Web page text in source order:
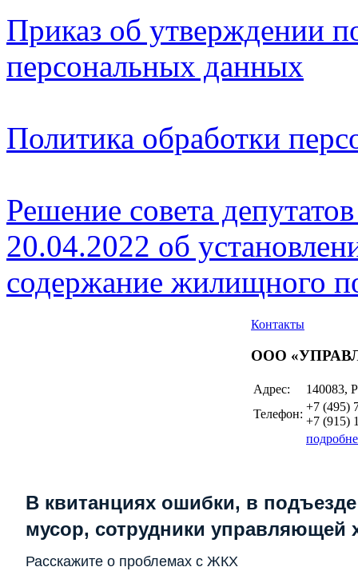
Приказ об утверждении
персональных данных
Политика обработки
Решение совета
20.04.2022 об
содержание жилищного
Контакты
ООО
Адрес:
140083,
Телефон:
+7 (495)
+7 (915)
В квитанциях ошибки, в подъезде
мусор, сотрудники управляющей
Расскажите о проблемах с ЖКХ